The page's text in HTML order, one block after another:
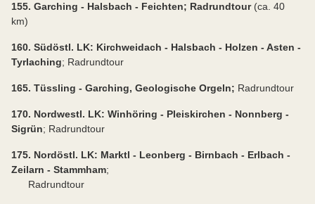
155. Garching - Halsbach - Feichten; Radrundtour(ca. 40
km)
160. Südöstl. LK: Kirchweidach - Halsbach - Holzen - Asten -
Tyrlaching; Radrundtour
165. Tüssling - Garching, Geologische Orgeln; Radrundtour
170. Nordwestl. LK: Winhöring - Pleiskirchen - Nonnberg -
Sigrün; Radrundtour
175. Nordöstl. LK: Marktl - Leonberg - Birnbach - Erlbach -
Zeilarn - Stammham;
Radrundtour